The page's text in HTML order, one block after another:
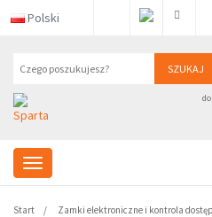
Polski
SZUKAJ
Start Zamki elektroniczne i kontrola